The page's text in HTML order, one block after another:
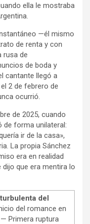
ella le mostraba
—él mismo
de renta y con
rusa de
de boda y
cantante llegó a
2 de febrero de
ocurrió.
de 2025, cuando
de forma unilateral:
ir de la casa»,
La propia Sánchez
era en realidad
dijo que era mentira lo
del
del romance en
Primera ruptura